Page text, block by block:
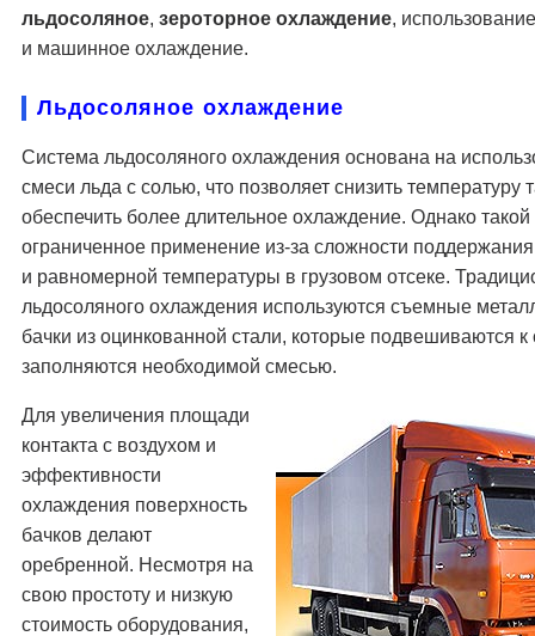
льдосоляное, зероторное охлаждение,
и машинное охлаждение.
Льдосоляное охлаждение
Система льдосоляного охлаждения основана на
смеси льда с солью, что позволяет снизить температуру
обеспечить более длительное охлаждение. Однако
ограниченное применение из-за сложности
и равномерной температуры в грузовом отсеке.
льдосоляного охлаждения используются съемные
бачки из оцинкованной стали, которые подвешиваются к
заполняются необходимой смесью.
Для увеличения площади
контакта с воздухом и
эффективности
охлаждения поверхность
бачков делают
оребренной. Несмотря на
свою простоту и низкую
стоимость оборудования,